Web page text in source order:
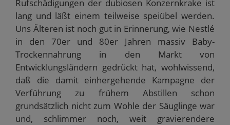
Rufschädigungen der dubiosen Konzernkrake ist
lang und läßt einem teilweise speiübel werden.
Uns Älteren ist noch gut in Erinnerung, wie Nestlé
in den 70er und 80er Jahren massiv Baby-
Trockennahrung in den Markt von
Entwicklungsländern gedrückt hat, wohlwissend,
daß die damit einhergehende Kampagne der
Verführung zu frühem Abstillen schon
grundsätzlich nicht zum Wohle der Säuglinge war
und, schlimmer noch, weit gravierendere